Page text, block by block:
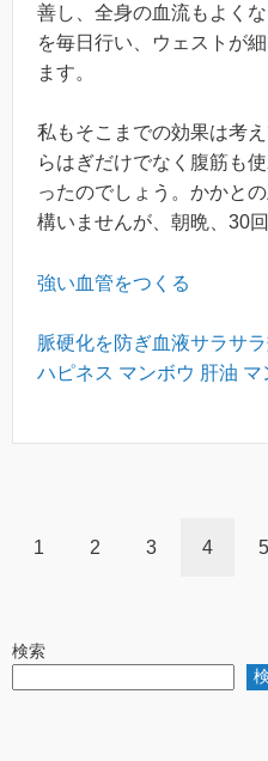
善し、全身の血流もよく
を毎日行い、ウェストが
ます。
私もそこまでの効果は考
らはぎだけでなく腹筋も
ったのでしょう。かかと
構いませんが、朝晩、30
強い血管をつくる
脈硬化を防ぎ血液サラサ
ハピネス マンボウ 肝油 マ
1 2 3 4 5
検索